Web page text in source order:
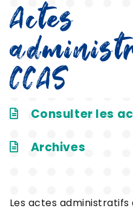
Actes
CCAS
Consulter les
Archives
Les actes administratifs